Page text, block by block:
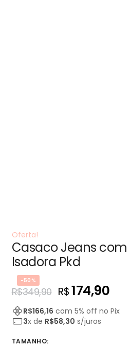
Oferta!
Casaco Jeans com
Isadora Pkd
-50%
R$349,90 R$174,90
R$166,16 com 5% off no Pix
3x de R$58,30 s/juros
TAMANHO: